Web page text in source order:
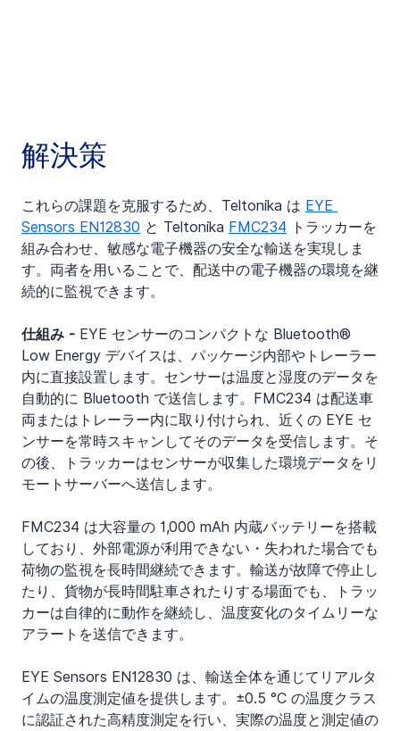
解決策
これらの課題を克服するため、Teltonika は EYE
Sensors EN12830 と Teltonika FMC234 トラッカーを
組み合わせ、敏感な電子機器の安全な輸送を実現しま
す。両者を用いることで、配送中の電子機器の環境を継
続的に監視できます。
仕組み - EYE センサーのコンパクトな Bluetooth®
Low Energy デバイスは、パッケージ内部やトレーラー
内に直接設置します。センサーは温度と湿度のデータを
自動的に Bluetooth で送信します。FMC234 は配送車
両またはトレーラー内に取り付けられ、近くの EYE セ
ンサーを常時スキャンしてそのデータを受信します。そ
の後、トラッカーはセンサーが収集した環境データをリ
モートサーバーへ送信します。
FMC234 は大容量の 1,000 mAh 内蔵バッテリーを搭載
しており、外部電源が利用できない・失われた場合でも
荷物の監視を長時間継続できます。輸送が故障で停止し
たり、貨物が長時間駐車されたりする場面でも、トラッ
カーは自律的に動作を継続し、温度変化のタイムリーな
アラートを送信できます。
EYE Sensors EN12830 は、輸送全体を通じてリアルタ
イムの温度測定値を提供します。±0.5 °C の温度クラス
に認証された高精度測定を行い、実際の温度と測定値の